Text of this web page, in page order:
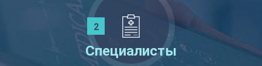
Специалисты